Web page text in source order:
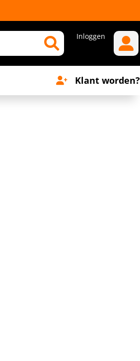
Inloggen
Klant worden?